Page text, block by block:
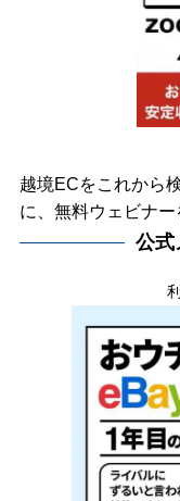
越境ECをこれから
に、無料ウェビナー
公式